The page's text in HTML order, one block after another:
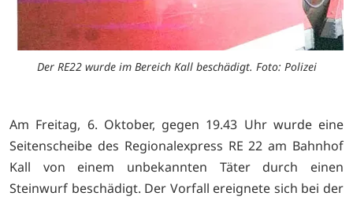
Der RE22 wurde im Bereich Kall beschädigt. Foto: Polizei
Am Freitag, 6. Oktober, gegen 19.43 Uhr wurde eine
Seitenscheibe des Regionalexpress RE 22 am Bahnhof
Kall von einem unbekannten Täter durch einen
Steinwurf beschädigt. Der Vorfall ereignete sich bei der